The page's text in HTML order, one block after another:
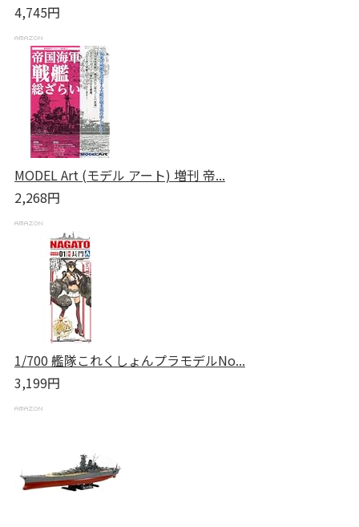
4,745円
MODEL Art (モデル アート) 増刊 帝...
2,268円
1/700 艦隊これくしょんプラモデルNo...
3,199円